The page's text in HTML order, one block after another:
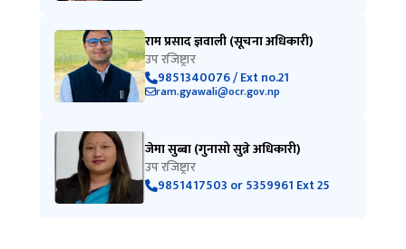
राम प्रसाद ज्ञवाली (सूचना अधिकारी)
उप रजिष्ट्रार
9851340076 / Ext no.21
ram.gyawali@ocr.gov.np
जेमा सुब्बा (गुनासो सुन्ने अधिकारी)
उप रजिष्ट्रार
9851417503 or 5359961 Ext 25